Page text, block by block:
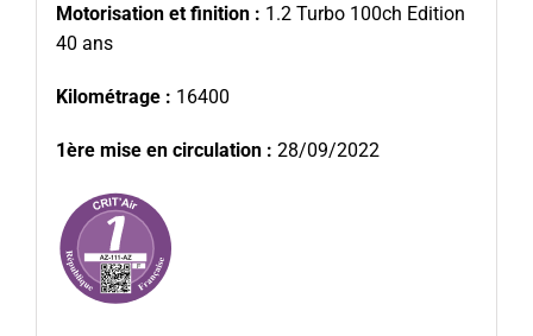
Motorisation et finition : 1.2 Turbo 100ch Edition
40 ans
Kilométrage : 16400
1ère mise en circulation : 28/09/2022